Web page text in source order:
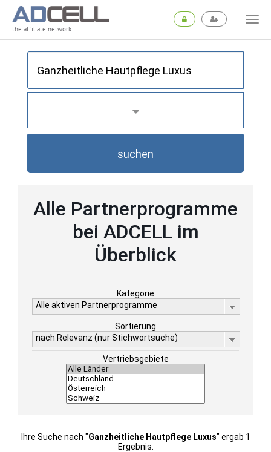
the affiliate network
suchen
Alle Partnerprogramme
bei ADCELL im
Überblick
Kategorie
Alle aktiven Partnerprogramme
Sortierung
nach Relevanz (nur Stichwortsuche)
Vertriebsgebiete
Ihre Suche nach "Ganzheitliche Hautpflege Luxus" ergab 1
Ergebnis.